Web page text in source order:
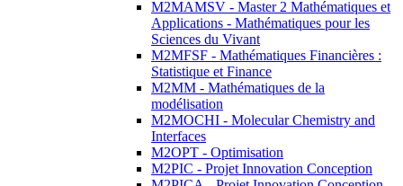
M2MAMSV - Master 2 Mathématiques et
Applications - Mathématiques pour les
Sciences du Vivant
M2MFSF - Mathématiques Financières :
Statistique et Finance
M2MM - Mathématiques de la
modélisation
M2MOCHI - Molecular Chemistry and
Interfaces
M2OPT - Optimisation
M2PIC - Projet Innovation Conception